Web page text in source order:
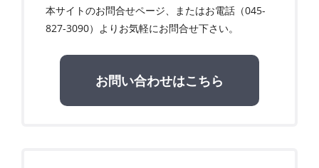
本サイトのお問合せページ、またはお電話（045-
827-3090）よりお気軽にお問合せ下さい。
お問い合わせはこちら